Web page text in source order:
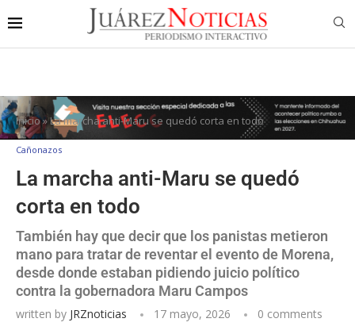
Inicio»La marcha anti-Maru se quedó corta en todo
Cañonazos
La marcha anti-Maru se quedó
corta en todo
También hay que decir que los panistas metieron
mano para tratar de reventar el evento de Morena,
desde donde estaban pidiendo juicio político
contra la gobernadora Maru Campos
written by JRZnoticias 17 mayo, 2026 0 comments